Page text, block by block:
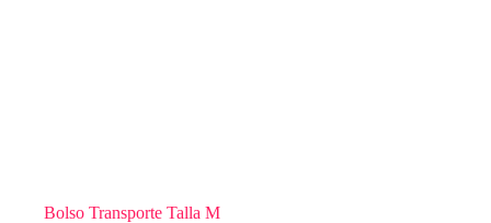
Bolso Transporte Talla M